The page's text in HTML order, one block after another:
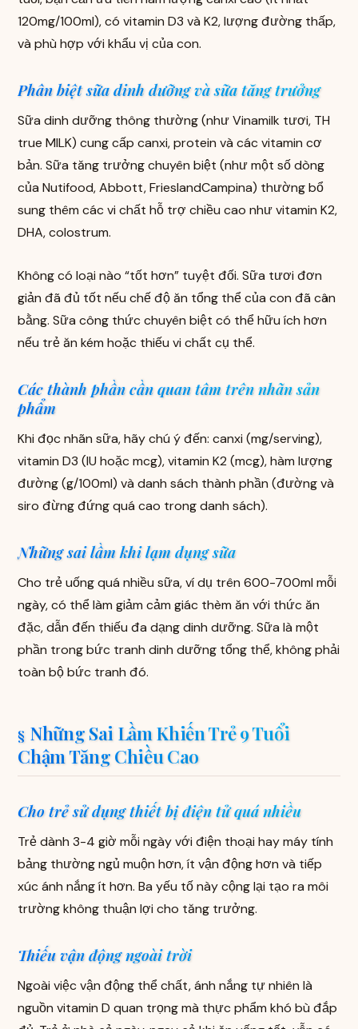
120mg/100ml), có vitamin D3 và K2, lượng đường thấp,
và phù hợp với khẩu vị của con.
Phân biệt sữa dinh dưỡng và sữa tăng trưởng
Sữa dinh dưỡng thông thường (như Vinamilk tươi, TH
true MILK) cung cấp canxi, protein và các vitamin cơ
bản. Sữa tăng trưởng chuyên biệt (như một số dòng
của Nutifood, Abbott, FrieslandCampina) thường bổ
sung thêm các vi chất hỗ trợ chiều cao như vitamin K2,
DHA, colostrum.
Không có loại nào “tốt hơn” tuyệt đối. Sữa tươi đơn
giản đã đủ tốt nếu chế độ ăn tổng thể của con đã cân
bằng. Sữa công thức chuyên biệt có thể hữu ích hơn
nếu trẻ ăn kém hoặc thiếu vi chất cụ thể.
Các thành phần cần quan tâm trên nhãn sản
phẩm
Khi đọc nhãn sữa, hãy chú ý đến: canxi (mg/serving),
vitamin D3 (IU hoặc mcg), vitamin K2 (mcg), hàm lượng
đường (g/100ml) và danh sách thành phần (đường và
siro đừng đứng quá cao trong danh sách).
Những sai lầm khi lạm dụng sữa
Cho trẻ uống quá nhiều sữa, ví dụ trên 600-700ml mỗi
ngày, có thể làm giảm cảm giác thèm ăn với thức ăn
đặc, dẫn đến thiếu đa dạng dinh dưỡng. Sữa là một
phần trong bức tranh dinh dưỡng tổng thể, không phải
toàn bộ bức tranh đó.
Những Sai Lầm Khiến Trẻ 9 Tuổi
Chậm Tăng Chiều Cao
Cho trẻ sử dụng thiết bị điện tử quá nhiều
Trẻ dành 3-4 giờ mỗi ngày với điện thoại hay máy tính
bảng thường ngủ muộn hơn, ít vận động hơn và tiếp
xúc ánh nắng ít hơn. Ba yếu tố này cộng lại tạo ra môi
trường không thuận lợi cho tăng trưởng.
Thiếu vận động ngoài trời
Ngoài việc vận động thể chất, ánh nắng tự nhiên là
nguồn vitamin D quan trọng mà thực phẩm khó bù đắp